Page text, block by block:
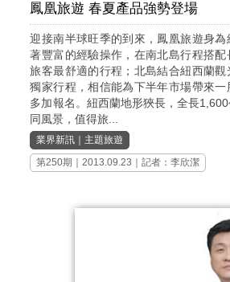
鳳凰旅遊 春夏產品強勢登場
迎接南半球旺季的到來，鳳凰旅遊身
著豐富的經驗操作，在南北島行程搭
旅客最舒適的行程；北島結合紐西蘭觀
獨家行程，相信能為下半年市場帶來
多加報名。紐西蘭地形狹長，全長
同風景，值得旅...
業界新訊
主題旅遊
第250期
｜2013.09.23｜記者：李欣潔